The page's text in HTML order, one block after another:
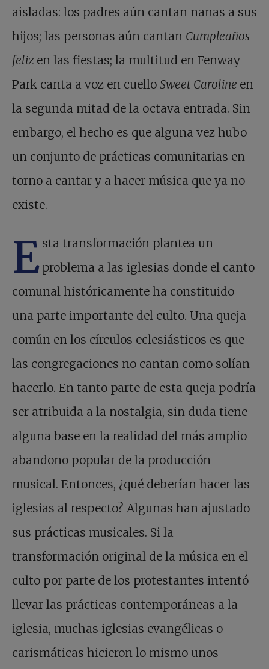
aisladas: los padres aún cantan nanas a sus
hijos; las personas aún cantan Cumpleaños
feliz en las fiestas; la multitud en Fenway
Park canta a voz en cuello Sweet Caroline en
la segunda mitad de la octava entrada. Sin
embargo, el hecho es que alguna vez hubo
un conjunto de prácticas comunitarias en
torno a cantar y a hacer música que ya no
existe.
E sta transformación plantea un
problema a las iglesias donde el canto
comunal históricamente ha constituido
una parte importante del culto. Una queja
común en los círculos eclesiásticos es que
las congregaciones no cantan como solían
hacerlo. En tanto parte de esta queja podría
ser atribuida a la nostalgia, sin duda tiene
alguna base en la realidad del más amplio
abandono popular de la producción
musical. Entonces, ¿qué deberían hacer las
iglesias al respecto? Algunas han ajustado
sus prácticas musicales. Si la
transformación original de la música en el
culto por parte de los protestantes intentó
llevar las prácticas contemporáneas a la
iglesia, muchas iglesias evangélicas o
carismáticas hicieron lo mismo unos